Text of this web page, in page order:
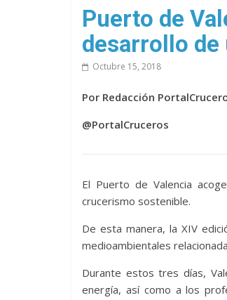
sitio
Puerto de
desarrollo
Octubre 15, 2018
Por Redacción
@PortalCruceros
El Puerto de Valencia
crucerismo sostenible.
De esta manera, la XIV
medioambientales
Durante estos tres días,
energía, así como a los